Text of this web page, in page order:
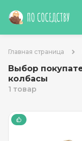
Главная страница
Выбор
колбасы
1 товар